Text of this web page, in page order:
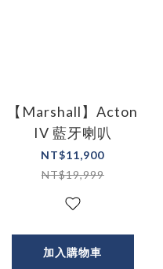
【Marshall】Acton
IV 藍牙喇叭
NT$11,900
NT$19,999
加入購物車